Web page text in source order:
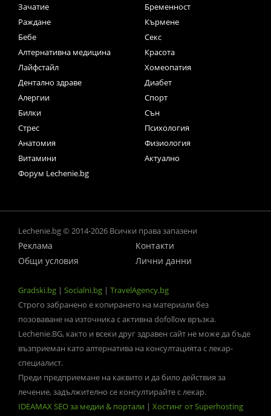
Зачатие
Бременност
Раждане
Кърмене
Бебе
Секс
Алтернативна медицина
Красота
Лайфстайл
Хомеопатия
Дентално здраве
Диабет
Алергии
Спорт
Билки
Сън
Стрес
Психология
Анатомия
Физиология
Витамини
Актуално
Форум Lechenie.bg
Lechenie.bg © 2014-2026 Всички права запазени
Реклама
Контакти
Общи условия
Лични данни
Gradski.bg | Socialni.bg | TravelAgency.bg
Строго забранено е копирането на материали без
позоваване на източника с активна dofollow връзка.
Lechenie.BG, както и всеки друг здравен сайт не може да бъде
възприеман като алтернатива на консултацията с лекар-
специалист.
Преди предприемане на каквито и да било действия за
лечение, задължително се консултирайте с лекар.
IDEAMAX SEO за медии & портали | Хостинг от Superhosting